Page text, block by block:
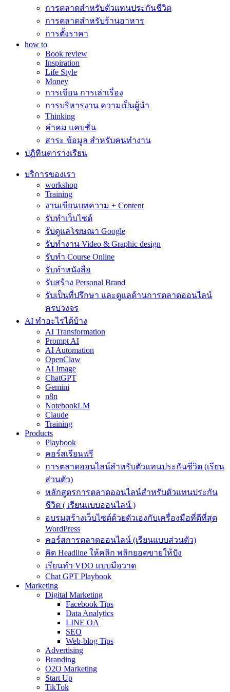
การตลาดสำหรับตัวแทนประกันชีวิต
การตลาดสำหรับร้านอาหาร
การตั้งราคา
how to
Book review
Inspiration
Life Style
Money
การเขียน การเล่าเรื่อง
การบริหารงาน ความเป็นผู้นำ
Thinking
คำคม แคบชั่น
สาระ ข้อมูล สำหรับคนทำงาน
ปฏิทินตารางเรียน
บริการของเรา
workshop
Training
งานเขียนบทความ + Content
รับทำเว็บไซต์
รับดูแลโฆษณา Google
รับทำงาน Video & Graphic design
รับทำ Course Online
รับทำหนังสือ
รับสร้าง Personal Brand
รับเป็นที่ปรึกษา และดูแลด้านการตลาดออนไลน์
ครบวงจร
AI ทำอะไรได้บ้าง
AI Transformation
Prompt AI
AI Automation
OpenClaw
AI Image
ChatGPT
Gemini
n8n
NotebookLM
Claude
Training
Products
Playbook
คอร์สเรียนฟรี
การตลาดออนไลน์สำหรับตัวแทนประกันชีวิต (เรียน
ส่วนตัว)
หลักสูตรการตลาดออนไลน์สำหรับตัวแทนประกัน
ชีวิต ( เรียนแบบออนไลน์ )
อบรมสร้างเว็บไซต์ด้วยตัวเองกับเครื่องมือที่ดีที่สุด
WordPress
คอร์สการตลาดออนไลน์ (เรียนแบบส่วนตัว)
คิด Headline ให้คลิก พลิกยอดขายให้ปัง
เรียนทำ VDO แบบมือวาด
Chat GPT Playbook
Marketing
Digital Marketing
Facebook Tips
Data Analytics
LINE OA
SEO
Web-blog Tips
Advertising
Branding
O2O Marketing
Start Up
TikTok